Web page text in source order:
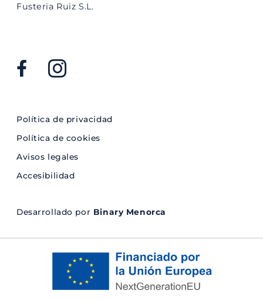
Fusteria Ruiz S.L.
Política de privacidad
Política de cookies
Avisos legales
Accesibilidad
Desarrollado por Binary Menorca